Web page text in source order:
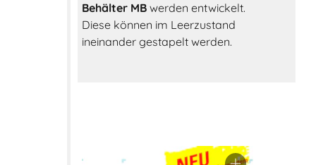
Behälter MB werden entwickelt.
Diese können im Leerzustand
ineinander gestapelt werden.